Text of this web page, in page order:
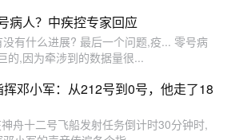
病人？中疾控专家回应
有什么进展? 最后一个问题,疫... 零号病
的,因为牵涉到的数据量很...
邓小军：从212号到0号，他走了18
舟十二号飞船发射任务倒计时30分钟时,